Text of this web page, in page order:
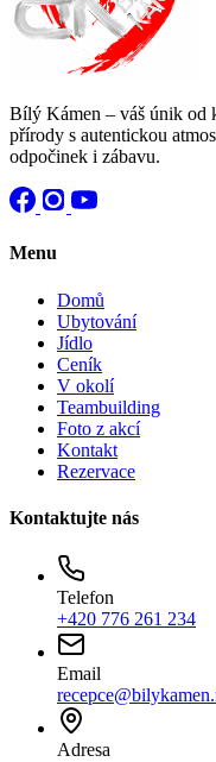
Bílý Kámen – váš únik od
přírody s autentickou
odpočinek i zábavu.
Menu
Domů
Ubytování
Jídlo
Ceník
V okolí
Teambuilding
Foto z akcí
Kontakt
Rezervace
Kontaktujte nás
Telefon
+420 776 261 234
Email
Adresa